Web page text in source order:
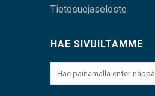
Tietosuojaseloste
HAE SIVUILTAMME